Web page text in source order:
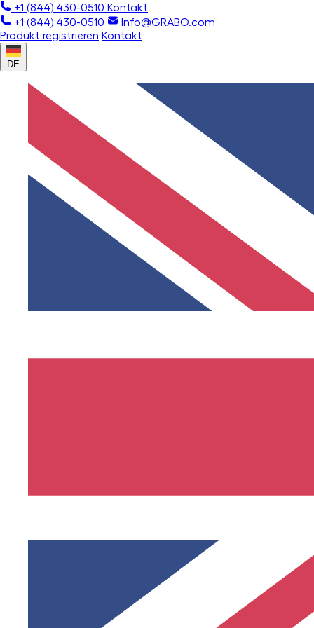
+1 (844) 430-0510 Kontakt
+1 (844) 430-0510
Info@GRABO.com
Produkt registrieren Kontakt
DE